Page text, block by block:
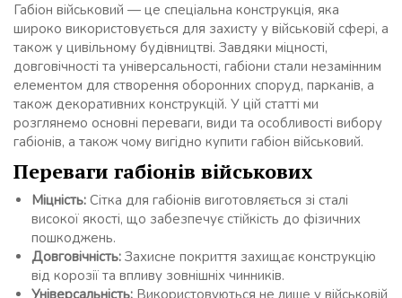
Габіон військовий — це спеціальна конструкція, яка
широко використовується для захисту у військовій сфері, а
також у цивільному будівництві. Завдяки міцності,
довговічності та універсальності, габіони стали незамінним
елементом для створення оборонних споруд, парканів, а
також декоративних конструкцій. У цій статті ми
розглянемо основні переваги, види та особливості вибору
габіонів, а також чому вигідно купити габіон військовий.
Переваги габіонів військових
Міцність: Сітка для габіонів виготовляється зі сталі
високої якості, що забезпечує стійкість до фізичних
пошкоджень.
Довговічність: Захисне покриття захищає конструкцію
від корозії та впливу зовнішніх чинників.